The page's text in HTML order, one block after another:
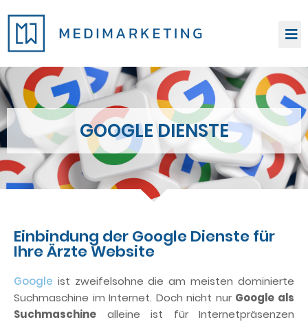
Zum
Inhalt
springen
GOOGLE DIENSTE
Einbindung der Google Dienste für
Ihre Ärzte Website
Google ist zweifelsohne die am meisten dominierte
Suchmaschine im Internet. Doch nicht nur Google als
Suchmaschine alleine ist für Internetpräsenzen